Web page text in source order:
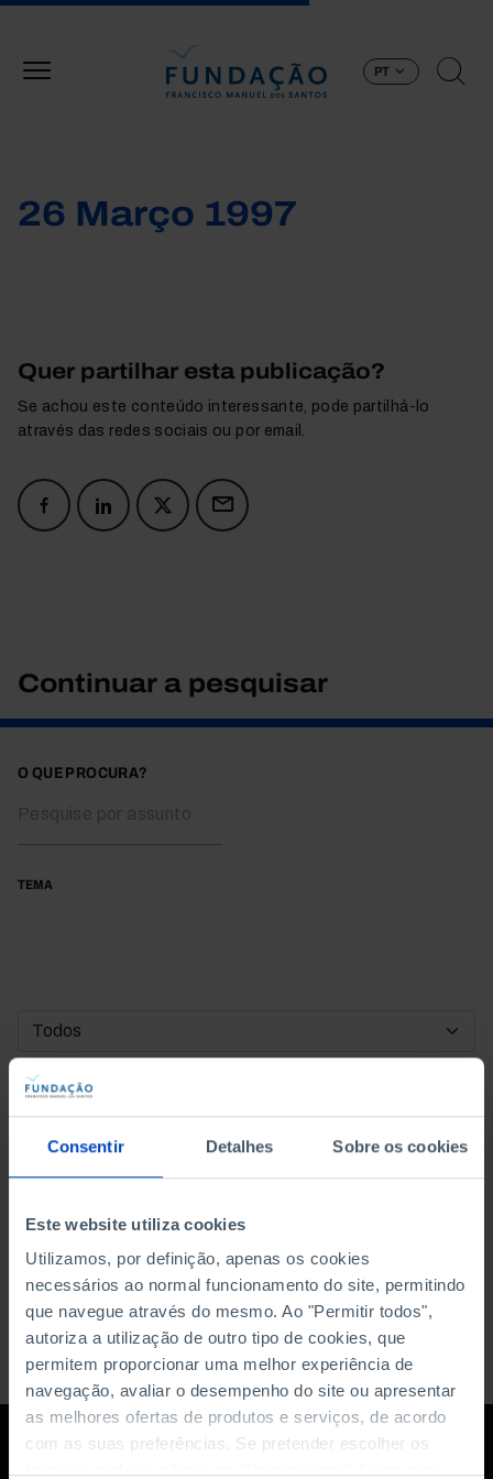
Consentir Detalhes Sobre os cookies
Este website utiliza cookies
Utilizamos, por definição, apenas os cookies
necessários ao normal funcionamento do site, permitindo
que navegue através do mesmo. Ao "Permitir todos",
autoriza a utilização de outro tipo de cookies, que
permitem proporcionar uma melhor experiência de
navegação, avaliar o desempenho do site ou apresentar
as melhores ofertas de produtos e serviços, de acordo
com as suas preferências. Se pretender escolher os
PT
26 Março 1997
Quer partilhar esta publicação?
Se achou este conteúdo interessante, pode partilhá-lo
através das redes sociais ou por email.
Continuar a pesquisar
O QUE PROCURA?
TEMA
DATA DE INÍCIO
DATA DE FIM